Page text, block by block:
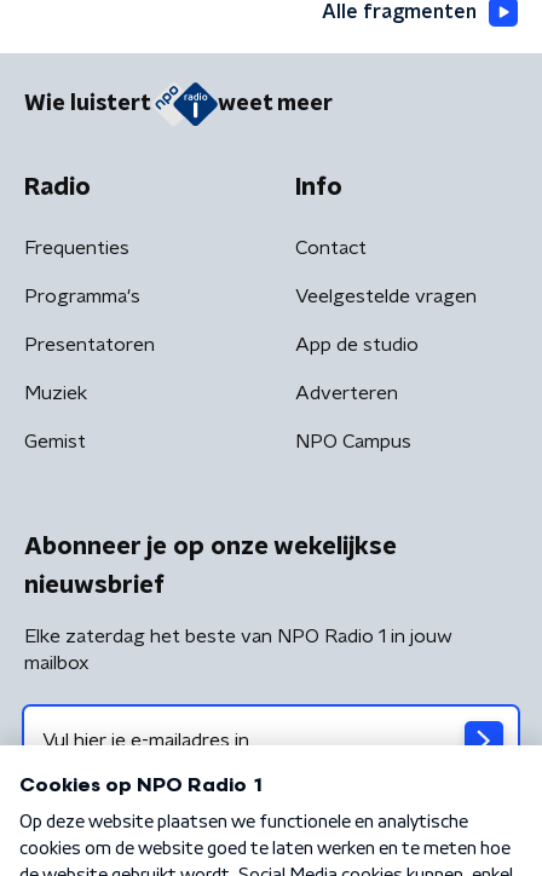
Alle fragmenten
Wie luistert weet meer
Radio
Frequenties
Programma's
Presentatoren
Muziek
Gemist
Info
Contact
Veelgestelde vragen
App de studio
Adverteren
NPO Campus
Abonneer je op onze wekelijkse
nieuwsbrief
Elke zaterdag het beste van NPO Radio 1 in jouw
mailbox